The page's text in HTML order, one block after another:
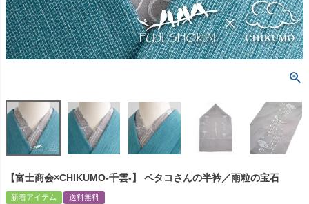
【富士商会×CHIKUMO-千雲-】 ペタコさんの半衿／雨粒の宝石
新着アイテム 送料無料